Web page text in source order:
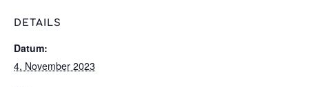
DETAILS
Datum:
4. November 2023